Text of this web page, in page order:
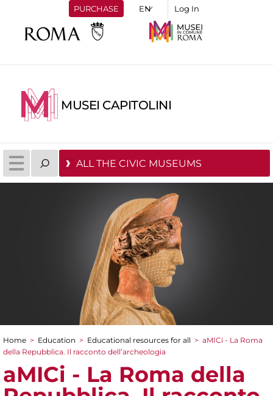
PURCHASE Log In
MUSEI CAPITOLINI
ALL THE CIVIC MUSEUMS
You are here
Home > Education > Educational resources for all > aMICi - La Roma
della Repubblica. Il racconto dell’archeologia
aMICi - La Roma della